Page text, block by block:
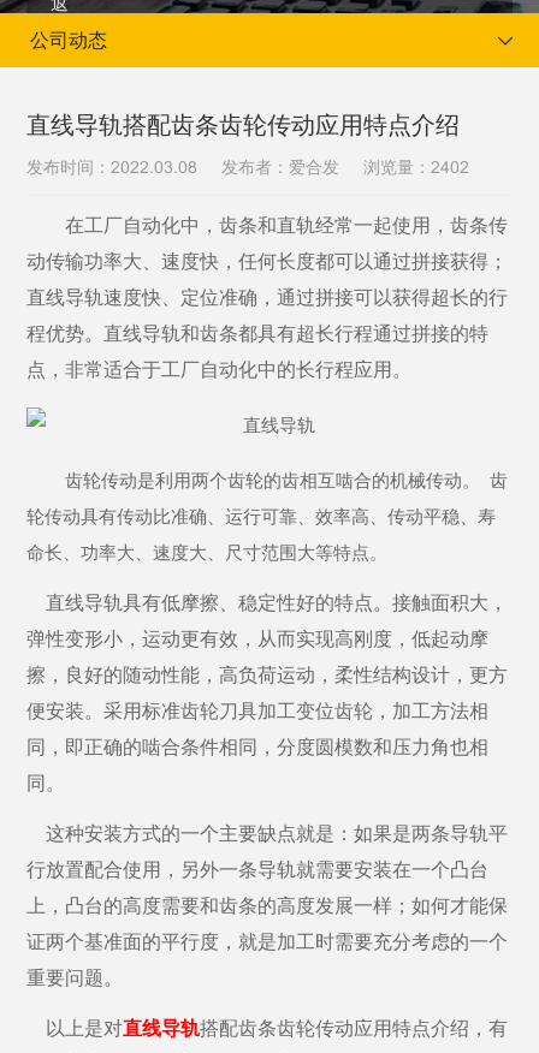
当前位置：首页 新闻资讯 公司动态
公司动态
直线导轨搭配齿条齿轮传动应用特点介绍
发布时间：2022.03.08 发布者：爱合发 浏览量：2402
在工厂自动化中，齿条和直轨经常一起使用，齿条传
动传输功率大、速度快，任何长度都可以通过拼接获得；
直线导轨速度快、定位准确，通过拼接可以获得超长的行
程优势。直线导轨和齿条都具有超长行程通过拼接的特
点，非常适合于工厂自动化中的长行程应用。
齿轮传动是利用两个齿轮的齿相互啮合的机械传动。
齿
轮传动具有传动比准确、运行可靠、效率高、传动平稳、寿
命长、功率大、速度大、尺寸范围大等特点。
直线导轨具有低摩擦、稳定性好的特点。接触面积大，
弹性变形小，运动更有效，从而实现高刚度，低起动摩
擦，良好的随动性能，高负荷运动，柔性结构设计，更方
便安装。采用标准齿轮刀具加工变位齿轮，加工方法相
同，即正确的啮合条件相同，分度圆模数和压力角也相
同。
这种安装方式的一个主要缺点就是：如果是两条导轨平
行放置配合使用，另外一条导轨就需要安装在一个凸台
上，凸台的高度需要和齿条的高度发展一样；如何才能保
证两个基准面的平行度，就是加工时需要充分考虑的一个
重要问题。
以上是对直线导轨搭配齿条齿轮传动应用特点介绍，有